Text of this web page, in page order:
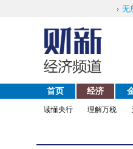
无
首页 经济
读懂央行
理解万税